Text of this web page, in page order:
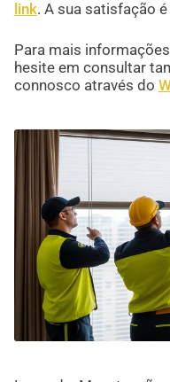
link. A sua satisfação
Para mais
hesite em consultar
connosco através do